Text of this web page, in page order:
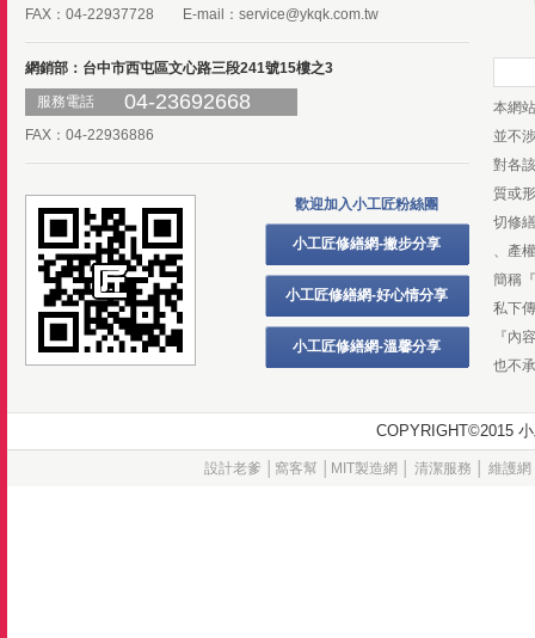
FAX：04-22937728 E-mail： service@ykqk.com.tw
網銷部：台中市西屯區文心路三段241號15樓之3
服務電話
04-23692668
FAX：04-22936886
歡迎加入小工匠粉絲團
小工匠修繕網-撇步分享
小工匠修繕網-好心情分享
小工匠修繕網-溫馨分享
本網
並不
對各
質或
切修
、產
簡稱
私下
『內
也不
設計老爹 窩客幫│ MIT製造網 清潔服務 維護網